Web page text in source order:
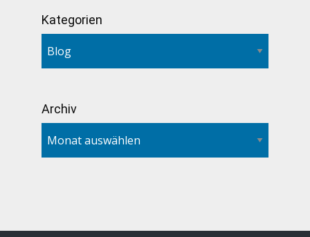
Kategorien
Archiv